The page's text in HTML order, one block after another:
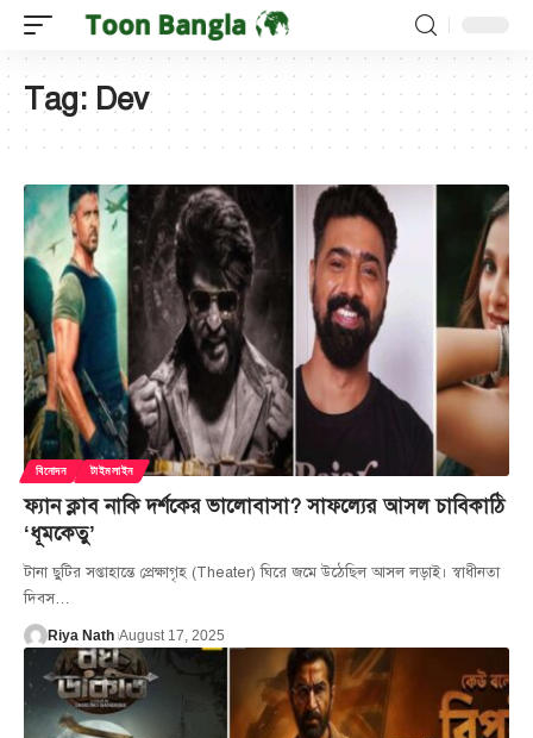
Tag: Dev
বিনোদন টাইমলাইন
ফ্যান ক্লাব নাকি দর্শকের ভালোবাসা? সাফল্যের আসল চাবিকাঠি
‘ধূমকেতু’
টানা ছুটির সপ্তাহান্তে প্রেক্ষাগৃহ (Theater) ঘিরে জমে উঠেছিল আসল লড়াই। স্বাধীনতা
দিবস…
Riya Nath August 17, 2025